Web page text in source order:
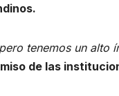
tenemos un alto
de las